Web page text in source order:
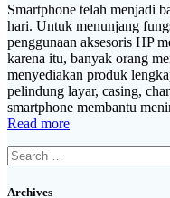
Smartphone telah menjadi
hari. Untuk menunjang
penggunaan aksesoris HP
karena itu, banyak orang
menyediakan produk
pelindung layar, casing,
smartphone membantu
Read more
Search
for:
Archives